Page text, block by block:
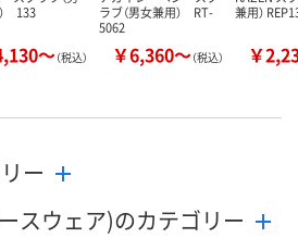
133
～（税込）
ラブ（男女兼用） RT-
5062
￥6,360～（税込）
兼用）
￥
ー
スウェア)のカテゴリー